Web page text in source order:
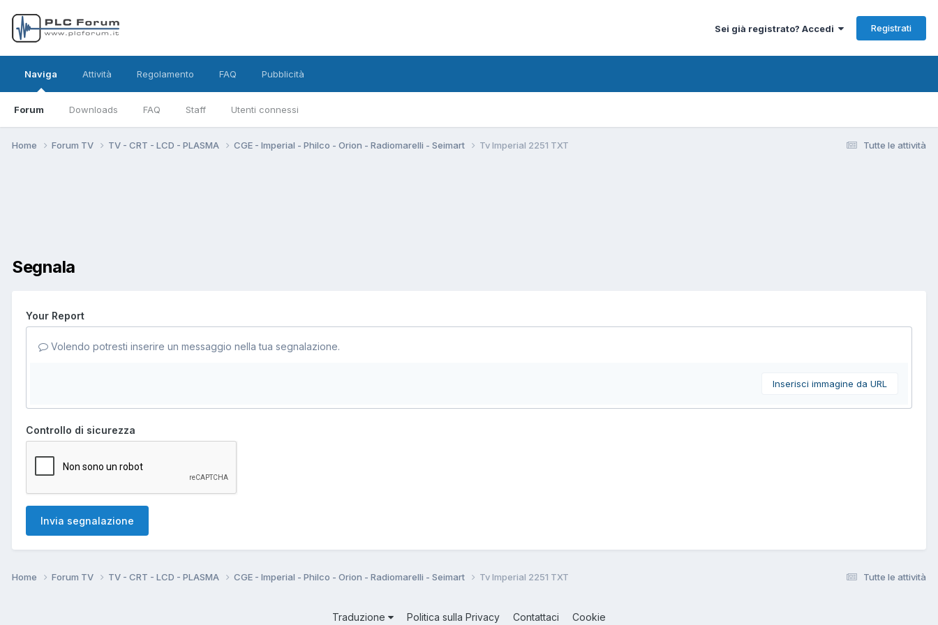
Sei già registrato? Accedi Registrati
Naviga
Forum Downloads FAQ Staff Utenti connessi
Attività Regolamento FAQ Pubblicità
Tutte le attività
Home Forum TV TV - CRT - LCD - PLASMA CGE - Imperial - Philco - Orion - Radiomarelli - Seimart Tv Imperial 2251 TXT
Segnala
Your Report
Volendo potresti inserire un messaggio nella tua segnalazione.
Inserisci immagine da URL
Controllo di sicurezza
Invia segnalazione
Tutte le attività
Home Forum TV TV - CRT - LCD - PLASMA CGE - Imperial - Philco - Orion - Radiomarelli - Seimart Tv Imperial 2251 TXT
Traduzione Politica sulla Privacy Contattaci Cookie